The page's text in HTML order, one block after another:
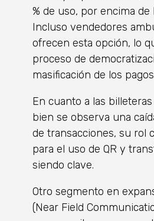
% de uso, por encima de
Incluso vendedores
ofrecen esta opción, lo
proceso de
masificación de los
En cuanto a las
bien se observa una
de transacciones, su rol
para el uso de QR y
siendo clave.
Otro segmento en
(Near Field